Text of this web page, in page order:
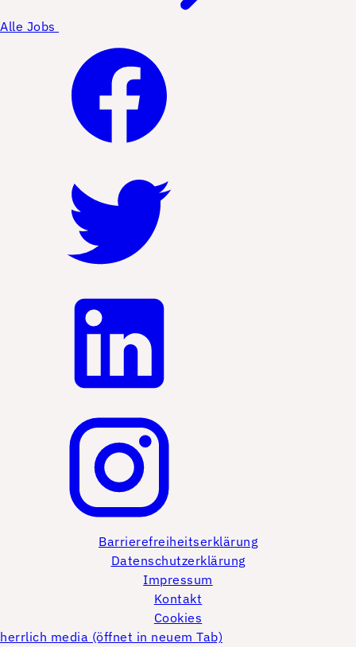
Alle Jobs
Barrierefreiheitserklärung
Datenschutzerklärung
Impressum
Kontakt
Cookies
herrlich media (öffnet in neuem Tab)